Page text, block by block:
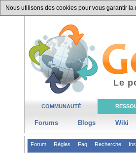
Nous utilisons des cookies pour vous garantir
COMMUNAUTÉ
Forums Blogs Wiki
Le
Forum Règles Faq Recherche